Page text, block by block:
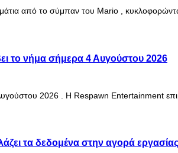
από το σύμπαν του Mario ,
το νήμα σήμερα 4 Αυγούστου 2026
2026 . Η Respawn Entertainment
τα δεδομένα στην αγορά εργασίας